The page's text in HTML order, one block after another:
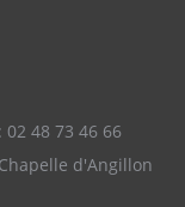
48 73 46 66
d'Angillon